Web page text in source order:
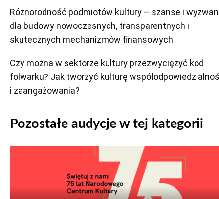
Różnorodność podmiotów kultury – szanse i
dla budowy nowoczesnych, transparentnych i
skutecznych mechanizmów finansowych
Czy można w sektorze kultury przezwyciężyć kod
folwarku? Jak tworzyć kulturę
i zaangażowania?
Pozostałe audycje w tej kategorii